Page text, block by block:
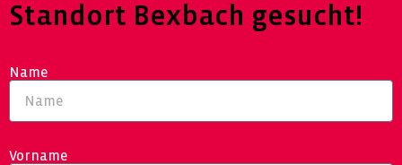
Standort Bexbach gesucht!
Name
Vorname